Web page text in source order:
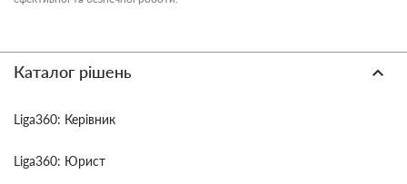
Каталог рішень
Liga360: Керівник
Liga360: Юрист